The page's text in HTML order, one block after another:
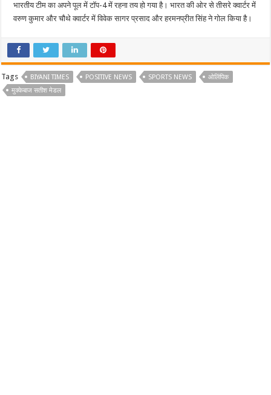
भारतीय टीम का अपने पूल में टॉप-4 में रहना तय हो गया है। भारत की ओर से तीसरे क्वार्टर में
वरुण कुमार और चौथे क्वार्टर में विवेक सागर प्रसाद और हरमनप्रीत सिंह ने गोल किया है।
Tags BIYANI TIMES POSITIVE NEWS SPORTS NEWS
ओलिंपिक
मुक्केबाज सतीश मेडल